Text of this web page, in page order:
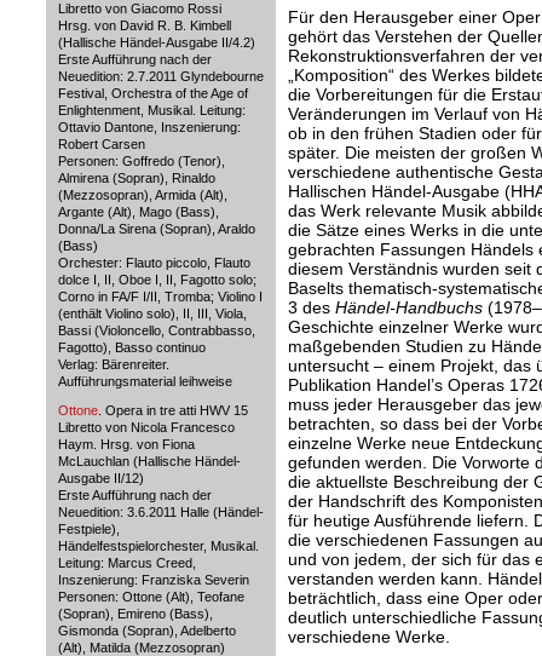
Libretto von Giacomo Rossi
Hrsg. von David R. B. Kimbell
(Hallische Händel-Ausgabe II/4.2)
Erste Aufführung nach der
Neuedition: 2.7.2011 Glyndebourne
Festival, Orchestra of the Age of
Enlightenment, Musikal. Leitung:
Ottavio Dantone, Inszenierung:
Robert Carsen
Personen: Goffredo (Tenor),
Almirena (Sopran), Rinaldo
(Mezzosopran), Armida (Alt),
Argante (Alt), Mago (Bass),
Donna/La Sirena (Sopran), Araldo
(Bass)
Orchester: Flauto piccolo, Flauto
dolce I, II, Oboe I, II, Fagotto solo;
Corno in FA/F I/II, Tromba; Violino I
(enthält Violino solo), II, III, Viola,
Bassi (Violoncello, Contrabbasso,
Fagotto), Basso continuo
Verlag: Bärenreiter.
Aufführungsmaterial leihweise
Ottone. Opera in tre atti HWV 15
Libretto von Nicola Francesco
Haym. Hrsg. von Fiona
McLauchlan (Hallische Händel-
Ausgabe II/12)
Erste Aufführung nach der
Neuedition: 3.6.2011 Halle (Händel-
Festpiele),
Händelfestspielorchester, Musikal.
Leitung: Marcus Creed,
Inszenierung: Franziska Severin
Personen: Ottone (Alt), Teofane
(Sopran), Emireno (Bass),
Gismonda (Sopran), Adelberto
(Alt), Matilda (Mezzosopran)
Für den Herausgeber einer
gehört das Verstehen der
Rekonstruktionsverfahren der
„Komposition“ des Werkes
die Vorbereitungen für die
Veränderungen im Verlauf von
ob in den frühen Stadien oder
später. Die meisten der großen
verschiedene authentische
Hallischen Händel-Ausgabe
das Werk relevante Musik
die Sätze eines Werks in die
gebrachten Fassungen
diesem Verständnis wurden seit
Baselts thematisch-
3 des Händel-Handbuchs
Geschichte einzelner Werke
maßgebenden Studien zu
untersucht – einem Projekt, das
Publikation Handel’s Operas
muss jeder Herausgeber das
betrachten, so dass bei der
einzelne Werke neue
gefunden werden. Die Vorworte
die aktuellste Beschreibung der
der Handschrift des
für heutige Ausführende liefern.
die verschiedenen Fassungen
und von jedem, der sich für das
verstanden werden kann.
beträchtlich, dass eine Oper
deutlich unterschiedliche
verschiedene Werke.